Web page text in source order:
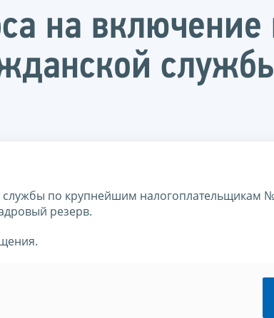
на
по крупнейшим налогоплательщикам
резерв.